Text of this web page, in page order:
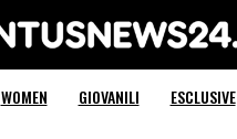
Juventus News 24
WOMEN GIOVANILI ESCLUSIVE